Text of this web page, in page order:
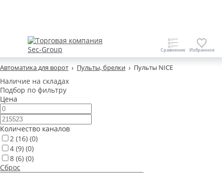
Автоматика для ворот Пульты, брелки Пульты NICE
Наличие на складах
Подбор по фильтру
Цена
Количество каналов
2 (16) (0)
4 (9) (0)
8 (6) (0)
Сброс